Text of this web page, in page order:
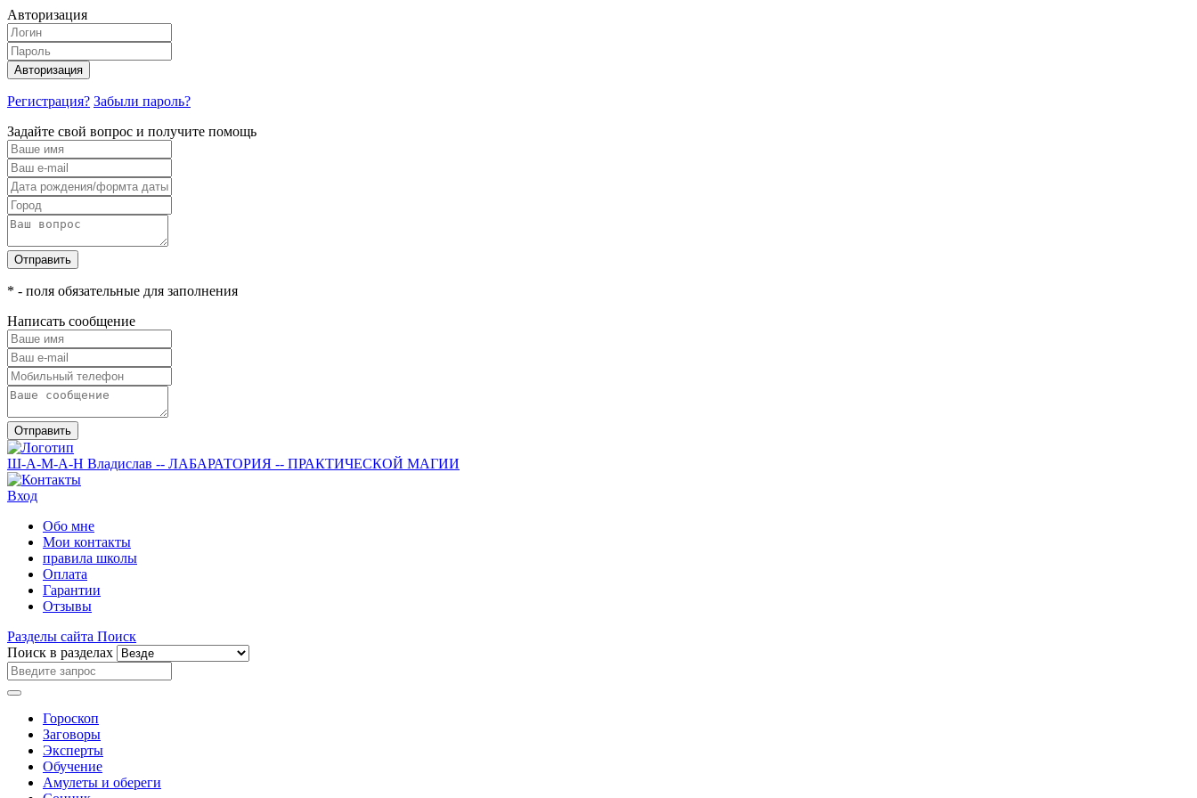
Авторизация
Авторизация
Регистрация? Забыли пароль?
Задайте свой вопрос и получите помощь
Отправить
* - поля обязательные для заполнения
Написать сообщение
Отправить
Ш-А-М-А-Н Владислав -- ЛАБАРАТОРИЯ -- ПРАКТИЧЕСКОЙ МАГИИ
Вход
Обо мне
Мои контакты
правила школы
Оплата
Гарантии
Отзывы
Разделы сайта Поиск
Поиск в разделах
Гороскоп
Заговоры
Эксперты
Обучение
Амулеты и обереги